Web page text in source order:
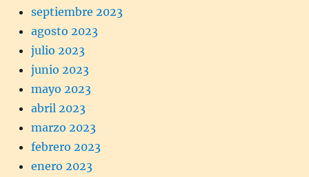
septiembre 2023
agosto 2023
julio 2023
junio 2023
mayo 2023
abril 2023
marzo 2023
febrero 2023
enero 2023